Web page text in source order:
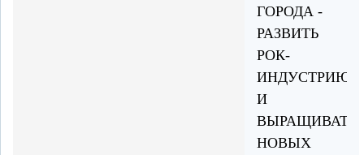
ГОРОДА -
РАЗВИТЬ
РОК-
ИНДУСТРИЮ
И
ВЫРАЩИВАТЬ
НОВЫХ